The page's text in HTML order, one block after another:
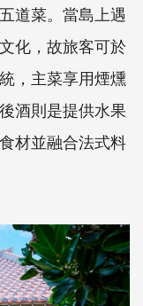
道菜。當島上遇
化，故旅客可於
，主菜享用煙燻
酒則是提供水果
材並融合法式料